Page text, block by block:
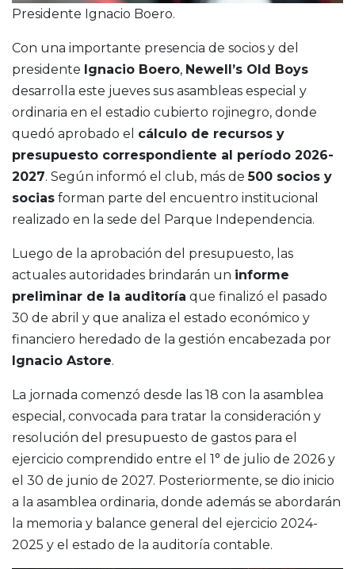
Presidente Ignacio Boero.
Con una importante presencia de socios y del
presidente Ignacio Boero, Newell’s Old Boys
desarrolla este jueves sus asambleas especial y
ordinaria en el estadio cubierto rojinegro, donde
quedó aprobado el cálculo de recursos y
presupuesto correspondiente al período 2026-
2027. Según informó el club, más de500 socios y
socias forman parte del encuentro institucional
realizado en la sede del Parque Independencia.
Luego de la aprobación del presupuesto, las
actuales autoridades brindarán un informe
preliminar de la auditoría que finalizó el pasado
30 de abril y que analiza el estado económico y
financiero heredado de la gestión encabezada por
Ignacio Astore.
La jornada comenzó desde las 18 con la asamblea
especial, convocada para tratar la consideración y
resolución del presupuesto de gastos para el
ejercicio comprendido entre el 1° de julio de 2026 y
el 30 de junio de 2027. Posteriormente, se dio inicio
a la asamblea ordinaria, donde además se abordarán
la memoria y balance general del ejercicio 2024-
2025 y el estado de la auditoría contable.